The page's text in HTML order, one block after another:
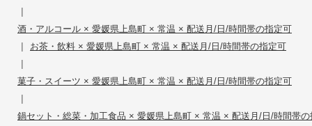
|
酒・アルコール × 愛媛県上島町 × 常温 × 配送月/日/時間帯の指定可
| お茶・飲料 × 愛媛県上島町 × 常温 × 配送月/日/時間帯の指定可
|
菓子・スイーツ × 愛媛県上島町 × 常温 × 配送月/日/時間帯の指定可
|
鍋セット・総菜・加工食品 × 愛媛県上島町 × 常温 × 配送月/日/時間帯の